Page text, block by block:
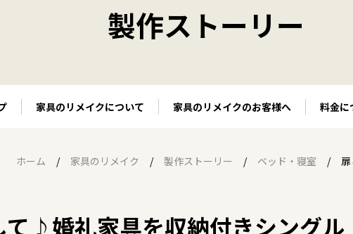
製作ストーリー
家具のリメイクについて 家具のリメイクのお客様へ 料金に
ホーム 家具のリメイク 製作ストーリー ベッド・寝室
て♪婚礼家具を収納付きシングル